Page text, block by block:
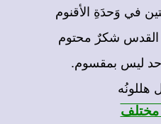
في وَحدَةِ الأقنوم
القدس شكرٌ محتوم
ليس بمقسوم.
هللونُه
مختلف